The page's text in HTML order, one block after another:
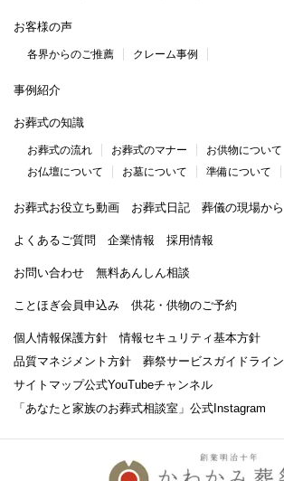
お客様の声
各界からのご推薦 クレーム事例
事例紹介
お葬式の知識
お葬式の流れ お葬式のマナー
お供物について
お仏壇について
お墓について 準備について
お葬式お役立ち動画 お葬式日記 葬儀の現場から
よくあるご質問 企業情報 採用情報
お問い合わせ 無料あんしん相談
ことほぎ会員申込み 供花・供物のご予約
個人情報保護方針
情報セキュリティ基本方針
品質マネジメント方針
葬祭サービスガイドライン
サイトマップ公式YouTubeチャンネル
「あなたと家族のお葬式相談室」 公式Instagram